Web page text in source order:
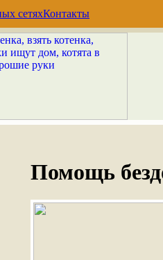
сетяхКонтакты
Помощь